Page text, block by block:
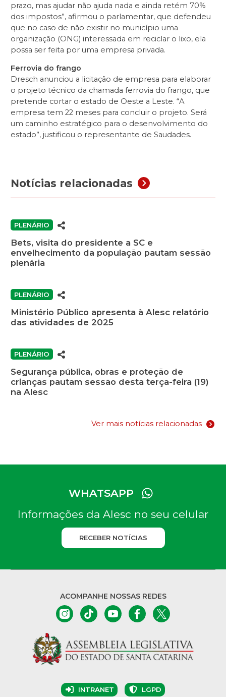
prazo, mas ajudar não ajuda nada e ainda retém 70%
dos impostos”, afirmou o parlamentar, que defendeu
que no caso de não existir no município uma
organização (ONG) interessada em reciclar o lixo, ela
possa ser feita por uma empresa privada.
Ferrovia do frango
Dresch anunciou a licitação de empresa para elaborar
o projeto técnico da chamada ferrovia do frango, que
pretende cortar o estado de Oeste a Leste. “A
empresa tem 22 meses para concluir o projeto. Será
um caminho estratégico para o desenvolvimento do
estado”, justificou o representante de Saudades.
Notícias relacionadas
PLENÁRIO
Bets, visita do presidente a SC e
envelhecimento da população pautam sessão
plenária
PLENÁRIO
Ministério Público apresenta à Alesc relatório
das atividades de 2025
PLENÁRIO
Segurança pública, obras e proteção de
crianças pautam sessão desta terça-feira (19)
na Alesc
Ver mais notícias relacionadas
WHATSAPP
Informações da Alesc no seu celular
RECEBER NOTÍCIAS
ACOMPANHE NOSSAS REDES
INTRANET LGPD